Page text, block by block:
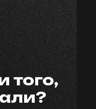
того,